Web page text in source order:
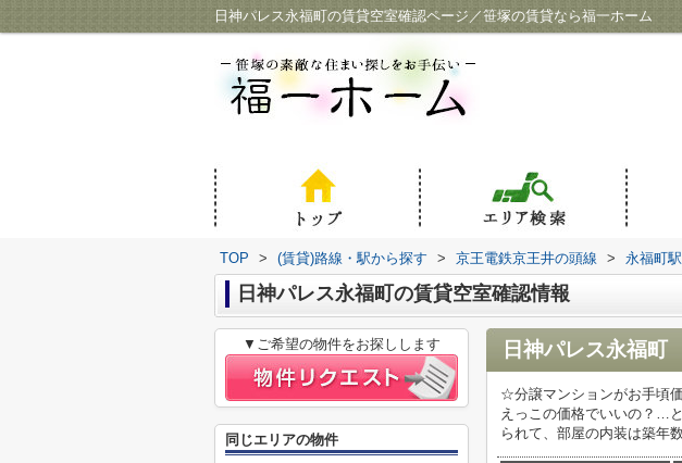
日神パレス永福町の賃貸空室確認ページ／笹塚の賃貸なら福一ホーム
TOP > (賃貸)路線・駅から探す > 京王電鉄京王井の頭線 > 永福町駅
日神パレス永福町の賃貸空室確認情報
日神パレス永福町
☆分譲マンションがお手頃
えっこの価格でいいの？…
られて、部屋の内装は築年
▼ご希望の物件をお探しします
同じエリアの物件